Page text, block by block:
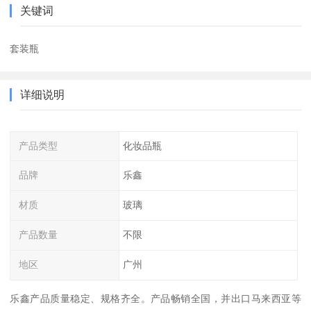
关键词
套装瓶
详细说明
产品类型 化妆品瓶
品牌 乐鑫
材质 玻璃
产品数量 不限
地区 广州
乐鑫产品质量稳定、规格齐全。产品畅销全国，并出口马来西亚等